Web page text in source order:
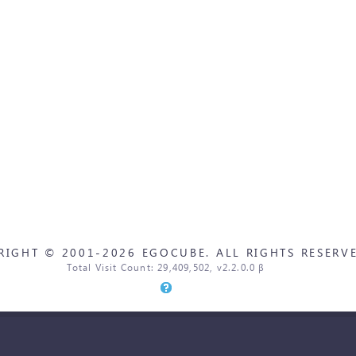
© 2001-2026 EGOCUBE. ALL RIGHTS
Total Visit Count: 29,409,502, v2.2.0.0 β